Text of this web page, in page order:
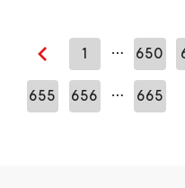
Edellinen sivu
1 … 650
655 656 … 665